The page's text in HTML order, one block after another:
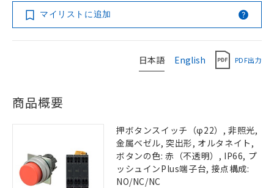
マイリストに追加
日本語 English PDF出力
商品概要
押ボタンスイッチ（φ22）, 非照光,
金属ベゼル, 突出形, オルタネイト,
ボタンの色: 赤（不透明）, IP66, プ
ッシュインPlus端子台, 接点構成:
NO/NC/NC